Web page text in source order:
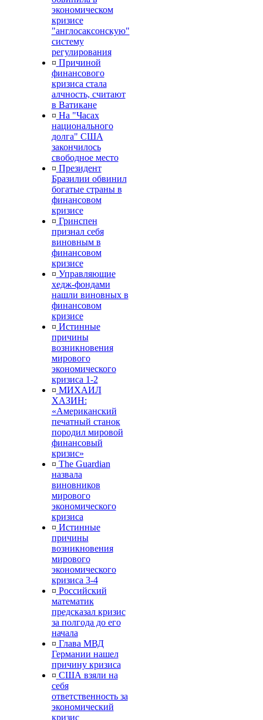
экономическом
кризисе
"англосаксонскую"
систему
регулирования
¤ Причиной
финансового
кризиса стала
алчность, считают
в Ватикане
¤ На "Часах
национального
долга" США
закончилось
свободное место
¤ Президент
Бразилии обвинил
богатые страны в
финансовом
кризисе
¤ Гринспен
признал себя
виновным в
финансовом
кризисе
¤ Управляющие
хедж-фондами
нашли виновных в
финансовом
кризисе
¤ Истинные
причины
возникновения
мирового
экономического
кризиса 1-2
¤ МИХАИЛ
ХАЗИН:
«Американский
печатный станок
породил мировой
финансовый
кризис»
¤ The Guardian
назвала
виновников
мирового
экономического
кризиса
¤ Истинные
причины
возникновения
мирового
экономического
кризиса 3-4
¤ Российский
математик
предсказал кризис
за полгода до его
начала
¤ Глава МВД
Германии нашел
причину кризиса
¤ США взяли на
себя
ответственность за
экономический
кризис